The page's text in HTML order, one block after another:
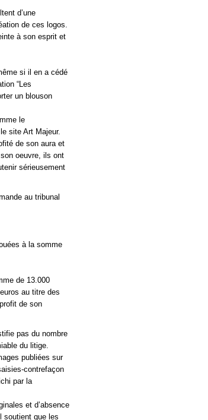
d’une
de ces logos.
à son esprit et
si il en a cédé
“Les
un blouson
le
site Art Majeur.
de son aura et
oeuvre, ils ont
sérieusement
au tribunal
à la somme
de 13.000
au titre des
de son
pas du nombre
du litige.
publiées sur
contrefaçon
par la
et d’absence
soutient que les